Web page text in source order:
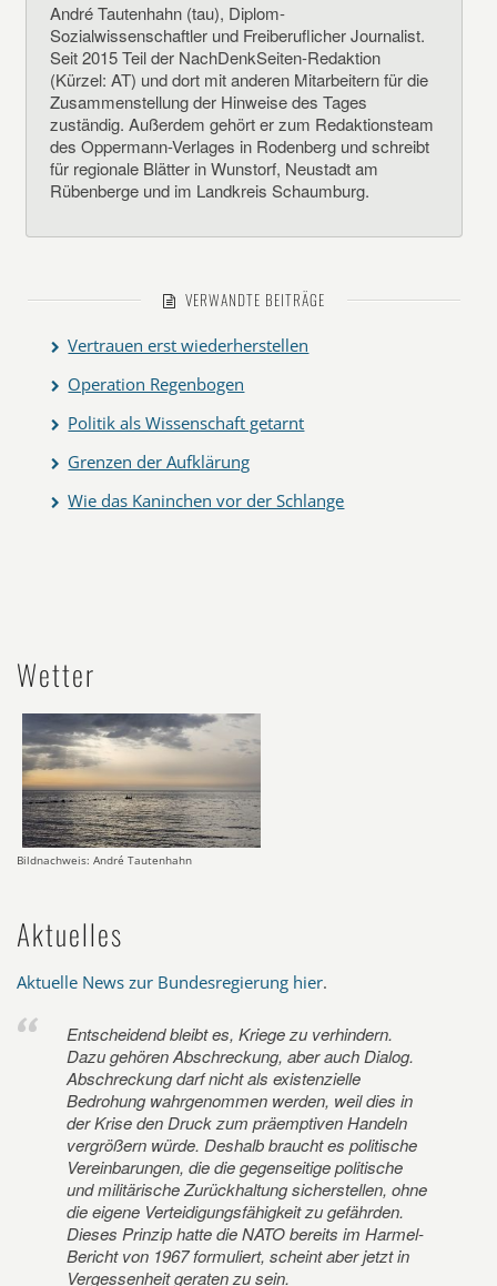
André Tautenhahn (tau), Diplom-
Sozialwissenschaftler und Freiberuflicher Journalist.
Seit 2015 Teil der NachDenkSeiten-Redaktion
(Kürzel: AT) und dort mit anderen Mitarbeitern für die
Zusammenstellung der Hinweise des Tages
zuständig. Außerdem gehört er zum Redaktionsteam
des Oppermann-Verlages in Rodenberg und schreibt
für regionale Blätter in Wunstorf, Neustadt am
Rübenberge und im Landkreis Schaumburg.
VERWANDTE BEITRÄGE
Vertrauen erst wiederherstellen
Operation Regenbogen
Politik als Wissenschaft getarnt
Grenzen der Aufklärung
Wie das Kaninchen vor der Schlange
Wetter
Bildnachweis: André Tautenhahn
Aktuelles
Aktuelle News zur Bundesregierung hier.
Entscheidend bleibt es, Kriege zu verhindern.
Dazu gehören Abschreckung, aber auch Dialog.
Abschreckung darf nicht als existenzielle
Bedrohung wahrgenommen werden, weil dies in
der Krise den Druck zum präemptiven Handeln
vergrößern würde. Deshalb braucht es politische
Vereinbarungen, die die gegenseitige politische
und militärische Zurückhaltung sicherstellen, ohne
die eigene Verteidigungsfähigkeit zu gefährden.
Dieses Prinzip hatte die NATO bereits im Harmel-
Bericht von 1967 formuliert, scheint aber jetzt in
Vergessenheit geraten zu sein.